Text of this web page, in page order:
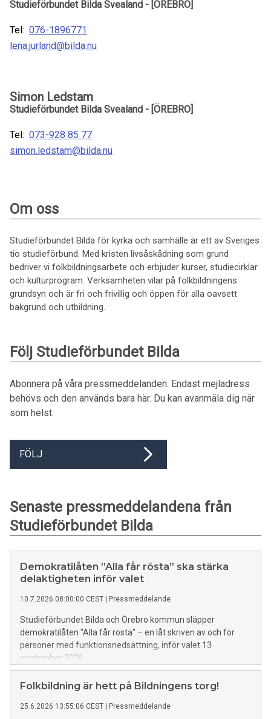
Studieförbundet Bilda Svealand - [ÖREBRO]
Tel: 076-1896771
lena.jurland@bilda.nu
Simon Ledstam
Studieförbundet Bilda Svealand - [ÖREBRO]
Tel: 073-928 85 77
simon.ledstam@bilda.nu
Om oss
Studieförbundet Bilda för kyrka och samhälle är ett av Sveriges
tio studieförbund. Med kristen livsåskådning som grund
bedriver vi folkbildningsarbete och erbjuder kurser, studiecirklar
och kulturprogram. Verksamheten vilar på folkbildningens
grundsyn och är fri och frivillig och öppen för alla oavsett
bakgrund och utbildning.
Följ Studieförbundet Bilda
Abonnera på våra pressmeddelanden. Endast mejladress
behövs och den används bara här. Du kan avanmäla dig när
som helst.
FÖLJ
Senaste pressmeddelandena från
Studieförbundet Bilda
Demokratilåten ”Alla får rösta” ska stärka
delaktigheten inför valet
10.7.2026 08:00:00 CEST Pressmeddelande
Studieförbundet Bilda och Örebro kommun släpper
demokratilåten "Alla får rösta" – en låt skriven av och för
personer med funktionsnedsättning, inför valet 13
september 2026.
Folkbildning är hett på Bildningens torg!
25.6.2026 13:55:06 CEST Pressmeddelande